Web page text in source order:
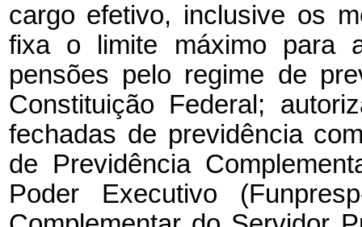
cargo efetivo, inclusive os
fixa o limite máximo para
pensões pelo regime de
Constituição Federal;
fechadas de previdência
de Previdência
Poder Executivo